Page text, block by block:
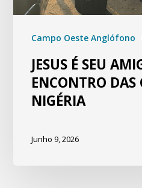
Campo Oeste Anglófono
JESUS É SEU
ENCONTRO
NIGÉRIA
Junho 9, 2026